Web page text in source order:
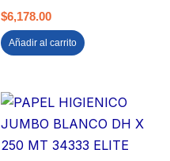
$6,178.00
Añadir al carrito